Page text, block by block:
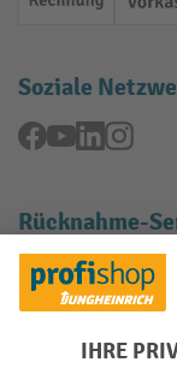
Rechnung
Soziale
Facebook
YouTubeLinkedIn
Rücknahme-
Elektrogeräte
Batterie